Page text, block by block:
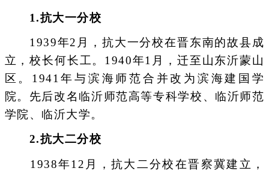
1.抗大一分校
1939年2月，抗大一分校在晋东南的故县成
立，校长何长工。1940年1月，迁至山东沂蒙山
区。1941年与滨海师范合并改为滨海建国学
院。先后改名临沂师范高等专科学校、临沂师范
学院、临沂大学。
2.抗大二分校
1938年12月，抗大二分校在晋察冀建立，